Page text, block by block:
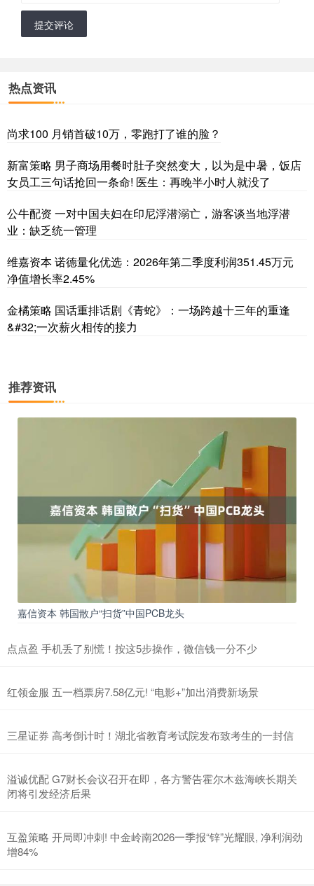
提交评论
热点资讯
尚求100 月销首破10万，零跑打了谁的脸？
新富策略 男子商场用餐时肚子突然变大，以为是中暑，饭店
女员工三句话抢回一条命! 医生：再晚半小时人就没了
公牛配资 一对中国夫妇在印尼浮潜溺亡，游客谈当地浮潜
业：缺乏统一管理
维嘉资本 诺德量化优选：2026年第二季度利润351.45万元
净值增长率2.45%
金橘策略 国话重排话剧《青蛇》：一场跨越十三年的重逢
&#32;一次薪火相传的接力
推荐资讯
嘉信资本 韩国散户“扫货”中国PCB龙头
点点盈 手机丢了别慌！按这5步操作，微信钱一分不少
红领金服 五一档票房7.58亿元! “电影+”加出消费新场景
三星证券 高考倒计时！湖北省教育考试院发布致考生的一封信
溢诚优配 G7财长会议召开在即，各方警告霍尔木兹海峡长期关
闭将引发经济后果
互盈策略 开局即冲刺! 中金岭南2026一季报“锌”光耀眼, 净利润劲
增84%